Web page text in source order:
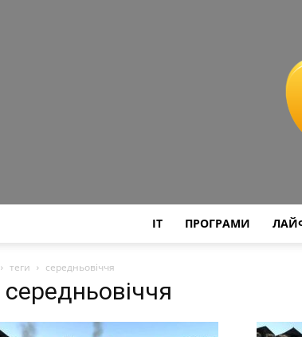
IT ПРОГРАМИ
теги середньовіччя
середньовіччя